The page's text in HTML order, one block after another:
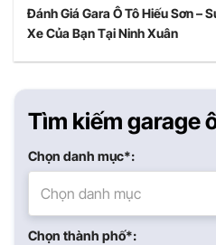
Đánh Giá Gara Ô Tô Hiếu Sơn –
Xe Của Bạn Tại Ninh Xuân
Tìm kiếm garage
Chọn danh mục*:
Chọn danh mục
Chọn thành phố*: